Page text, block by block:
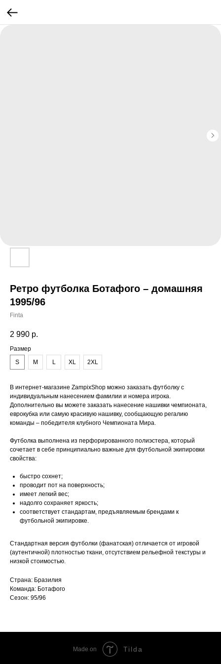
Ретро футболка Ботафого – домашняя
1995/96
Finta
2 990 р.
Размер
S
M L XL 2XL
В интернет-магазине ZampixShop можно заказать футболку с
индивидуальным нанесением фамилии и номера игрока.
Дополнительно вы можете заказать нанесение нашивки чемпионата,
еврокубка или самую красивую нашивку, сообщающую регалию
команды – победителя клубного Чемпионата Мира.
Футболка выполнена из перфорированного полиэстера, который
сочетает в себе принципиально важные для футбольной экипировки
свойства:
быстро сохнет;
проводит пот на поверхность;
имеет легкий вес;
надолго сохраняет яркость;
соответствует стандартам, предъявляемым брендами к
футбольной экипировке.
Стандартная версия футболки (фанатская) отличается от игровой
(аутентичной) плотностью ткани, отсутствием рельефной текстуры и
низкой стоимостью.
Страна: Бразилия
Команда: Ботафого
Сезон: 95/96
Made on Tilda